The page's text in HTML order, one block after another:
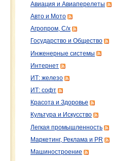
Авиация и Авиаперелеты
Авто и Мото
Агропром, С/х
Государство и Общество
Инженерные системы
Интернет
ИТ: железо
ИТ: софт
Красота и Здоровье
Культура и Искусство
Легкая промышленность
Маркетинг, Реклама и PR
Машиностроение